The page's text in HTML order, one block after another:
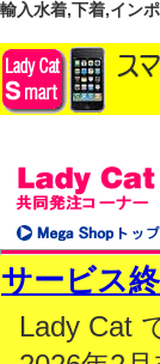
輸入水着,下着,イン
サービス
Lady Cat